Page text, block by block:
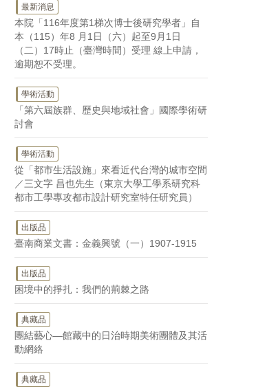
最新消息
本院「116年度第1梯次博士後研究學者」自
本（115）年8 月1日（六）起至9月1日
（二）17時止（臺灣時間）受理 線上申請，
逾期恕不受理。
學術活動
「第六屆族群、歷史與地域社會」國際學術研
討會
學術活動
從「都市生活設施」來看近代台灣的城市空間
／三文字 昌也先生（東京大學工學系研究科
都市工學專攻都市設計研究室特任研究員）
出版品
臺南商業文書：金義興號（一）1907-1915
出版品
困境中的掙扎：我們的荊棘之路
典藏品
團結藝心—館藏中的日治時期美術團體及其活
動網絡
典藏品